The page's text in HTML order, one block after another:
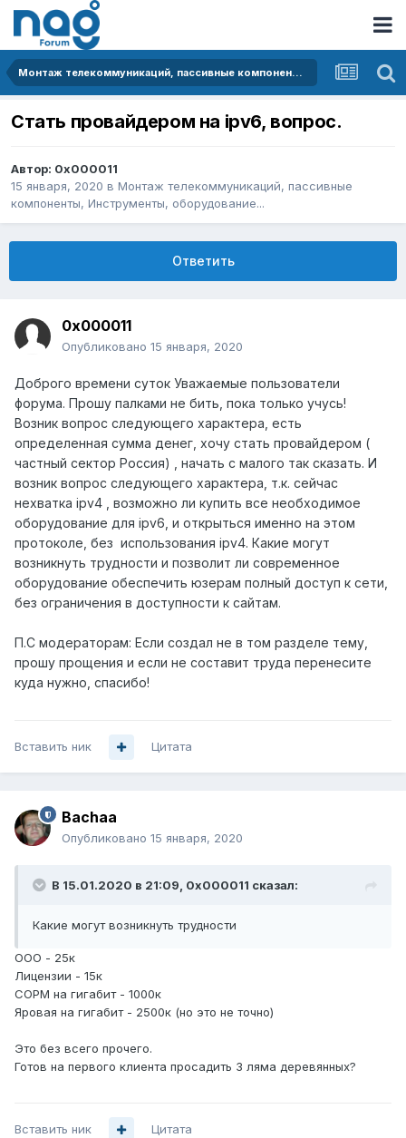
Монтаж телекоммуникаций, пассивные компоненты, Инструменты, оборудование...
Стать провайдером на ipv6, вопрос.
Автор: 0x000011
15 января, 2020 в Монтаж телекоммуникаций, пассивные
компоненты, Инструменты, оборудование...
Ответить
0x000011
Опубликовано 15 января, 2020
Доброго времени суток Уважаемые пользователи
форума. Прошу палками не бить, пока только учусь!
Возник вопрос следующего характера, есть
определенная сумма денег, хочу стать провайдером (
частный сектор Россия) , начать с малого так сказать. И
возник вопрос следующего характера, т.к. сейчас
нехватка ipv4 , возможно ли купить все необходимое
оборудование для ipv6, и открыться именно на этом
протоколе, без использования ipv4. Какие могут
возникнуть трудности и позволит ли современное
оборудование обеспечить юзерам полный доступ к сети,
без ограничения в доступности к сайтам.
П.С модераторам: Если создал не в том разделе тему,
прошу прощения и если не составит труда перенесите
куда нужно, спасибо!
Вставить ник Цитата
Bachaa
Опубликовано 15 января, 2020
В 15.01.2020 в 21:09, 0x000011 сказал:
Какие могут возникнуть трудности
ООО - 25к
Лицензии - 15к
СОРМ на гигабит - 1000к
Яровая на гигабит - 2500к (но это не точно)
Это без всего прочего.
Готов на первого клиента просадить 3 ляма деревянных?
Вставить ник Цитата